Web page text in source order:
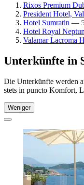
Rixos Premium
President Hotel,
Hotel Sumratin —
Hotel Royal Neptun
Valamar Lacroma
Unterkünfte in
Die Unterkünfte werden
stets in puncto Komfort,
Weniger